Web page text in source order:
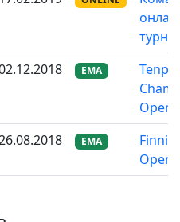
EMA
Tenpai
Open
EMA
Open